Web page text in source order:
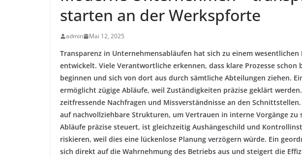
starten an der Werkspforte
admin Mai 12, 2025
Transparenz in Unternehmensabläufen hat sich zu einem
entwickelt. Viele Verantwortliche erkennen, dass klare Prozesse schon
beginnen und sich von dort aus durch sämtliche Abteilungen ziehen.
ermöglicht zügige Abläufe, weil Zuständigkeiten präzise geklärt
zeitfressende Nachfragen und Missverständnisse an den
auf nachvollziehbare Strukturen, um Vertrauen in interne Vorgänge zu
Abläufe präzise steuert, ist gleichzeitig Aushängeschild und
riskieren, weil dies eine lückenlose Planung verzögern würde. Ein
sich direkt auf die Wahrnehmung des Betriebs aus und steigert die